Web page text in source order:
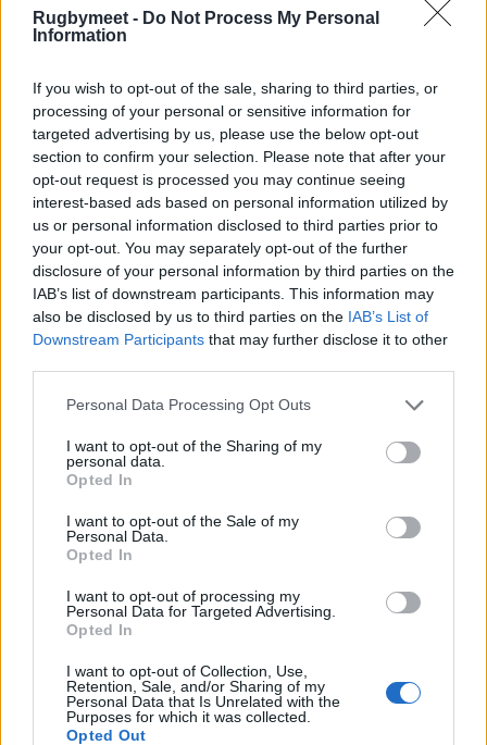
Rugbymeet - Do Not Process My Personal
Information
If you wish to opt-out of the sale, sharing to third parties, or
processing of your personal or sensitive information for
targeted advertising by us, please use the below opt-out
section to confirm your selection. Please note that after your
opt-out request is processed you may continue seeing
interest-based ads based on personal information utilized by
us or personal information disclosed to third parties prior to
your opt-out. You may separately opt-out of the further
disclosure of your personal information by third parties on the
IAB’s list of downstream participants. This information may
also be disclosed by us to third parties on the IAB’s List of
Downstream Participants that may further disclose it to other
Personal Data Processing Opt Outs
I want to opt-out of the Sharing of my
personal data.
Opted In
I want to opt-out of the Sale of my
Personal Data.
Opted In
I want to opt-out of processing my
Personal Data for Targeted Advertising.
Opted In
I want to opt-out of Collection, Use,
Retention, Sale, and/or Sharing of my
Personal Data that Is Unrelated with the
Purposes for which it was collected.
Opted Out
Questi gli appuntamenti
Maschile per il Guinness
Sei Nazioni 2024:
Raduno 4-5 gennaio, Verona
Raduno dal 22 gennaio a Verona
Dal 27 gennaio Italia in raduno a Roma
Il calendario del 6 Nazioni
dell'Italia:
03.02.24 – ore 15.15
Italia v Inghilterra
11.02.24 – ore 15 locali (16 ITA)
25.02.24 – ore 16
Francia v Italia
9.03.24 – ore 15.15